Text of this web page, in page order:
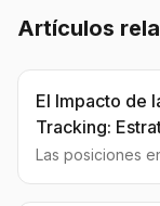
Artículos
El Impacto de
Tracking:
Contenido
Las posiciones